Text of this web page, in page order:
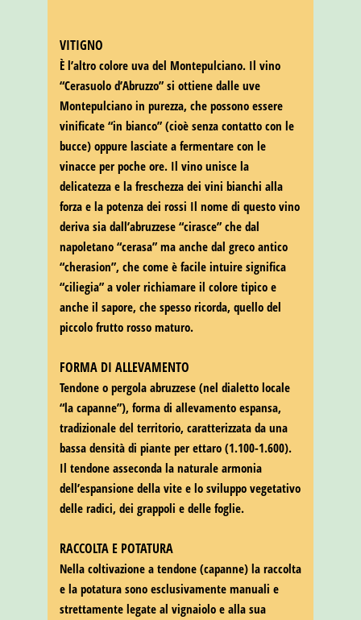
VITIGNO
È l’altro colore uva del Montepulciano. Il vino
“Cerasuolo d’Abruzzo” si ottiene dalle uve
Montepulciano in purezza, che possono essere
vinificate “in bianco” (cioè senza contatto con le
bucce) oppure lasciate a fermentare con le
vinacce per poche ore. Il vino unisce la
delicatezza e la freschezza dei vini bianchi alla
forza e la potenza dei rossi Il nome di questo vino
deriva sia dall’abruzzese “cirasce” che dal
napoletano “cerasa” ma anche dal greco antico
“cherasion”, che come è facile intuire significa
“ciliegia” a voler richiamare il colore tipico e
anche il sapore, che spesso ricorda, quello del
piccolo frutto rosso maturo.
FORMA DI ALLEVAMENTO
Tendone o pergola abruzzese (nel dialetto locale
“la capanne”), forma di allevamento espansa,
tradizionale del territorio, caratterizzata da una
bassa densità di piante per ettaro (1.100-1.600).
Il tendone asseconda la naturale armonia
dell’espansione della vite e lo sviluppo vegetativo
delle radici, dei grappoli e delle foglie.
RACCOLTA E POTATURA
Nella coltivazione a tendone (capanne) la raccolta
e la potatura sono esclusivamente manuali e
strettamente legate al vignaiolo e alla sua